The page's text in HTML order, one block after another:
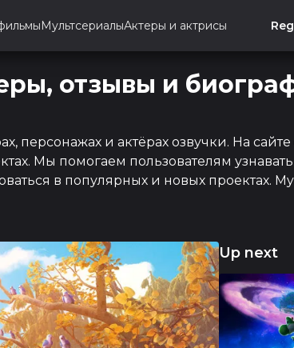
МультсериалыАктеры и актрисы
отзывы и
персонажах и актёрах озвучки. На
Мы помогаем пользователям
в популярных и новых проектах.
Up next